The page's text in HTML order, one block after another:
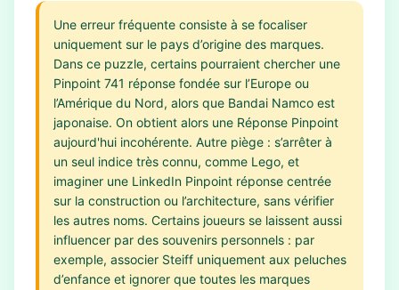
Une erreur fréquente consiste à se focaliser
uniquement sur le pays d’origine des marques.
Dans ce puzzle, certains pourraient chercher une
Pinpoint 741 réponse fondée sur l’Europe ou
l’Amérique du Nord, alors que Bandai Namco est
japonaise. On obtient alors une Réponse Pinpoint
aujourd'hui incohérente. Autre piège : s’arrêter à
un seul indice très connu, comme Lego, et
imaginer une LinkedIn Pinpoint réponse centrée
sur la construction ou l’architecture, sans vérifier
les autres noms. Certains joueurs se laissent aussi
influencer par des souvenirs personnels : par
exemple, associer Steiff uniquement aux peluches
d’enfance et ignorer que toutes les marques